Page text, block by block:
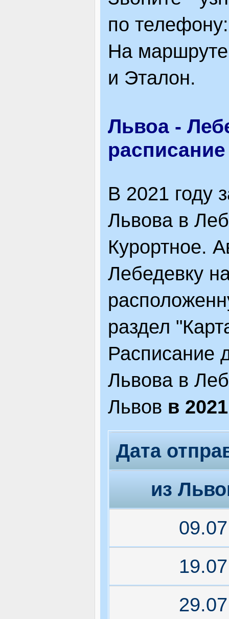
по
На
и Эталон.
Львоа -
В 2021 году
Львова в
Курортное.
Лебедевку
раздел
Расписание
Львова в
Львов в
Дата
из
09.07
19.07
29.07